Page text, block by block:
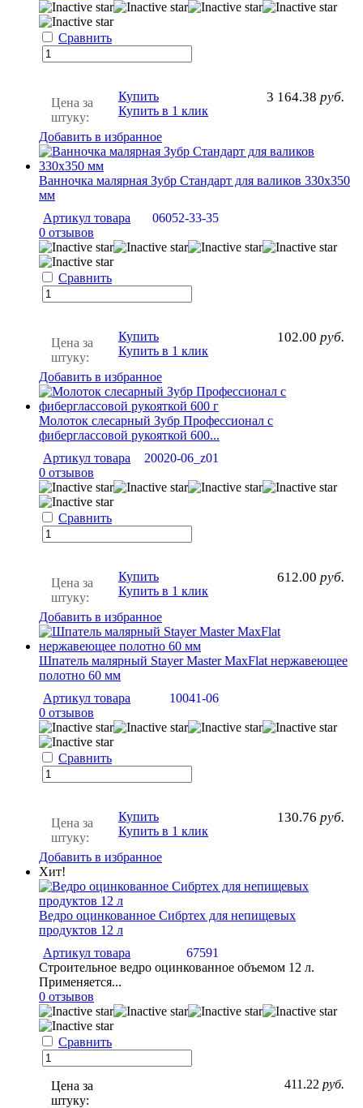
Сравнить
Цена за
штуку:
3 164.38 руб.
Купить
Купить в 1 клик
Добавить в избранное
Ванночка малярная Зубр Стандарт для валиков 330х350
мм
Артикул товара
06052-33-35
0 отзывов
Сравнить
Цена за
штуку:
102.00 руб.
Купить
Купить в 1 клик
Добавить в избранное
Молоток слесарный Зубр Профессионал с
фиберглассовой рукояткой 600...
Артикул товара
20020-06_z01
0 отзывов
Сравнить
Цена за
штуку:
612.00 руб.
Купить
Купить в 1 клик
Добавить в избранное
Шпатель малярный Stayer Master MaxFlat нержавеющее
полотно 60 мм
Артикул товара
10041-06
0 отзывов
Сравнить
Цена за
штуку:
130.76 руб.
Купить
Купить в 1 клик
Добавить в избранное
Хит!
Ведро оцинкованное Сибртех для непищевых
продуктов 12 л
Артикул товара
67591
Строительное ведро оцинкованное объемом 12 л.
Применяется...
0 отзывов
Сравнить
Цена за
штуку:
411.22 руб.